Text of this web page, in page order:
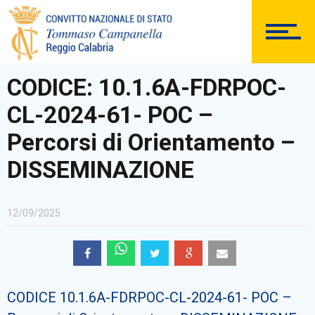
DOCUMENTAZIONE
PERSONALE
CODICE: 10.1.6A-FDRPOC-
CL-2024-61- POC –
Percorsi di Orientamento –
DISSEMINAZIONE
12/09/2025
CODICE 10.1.6A-FDRPOC-CL-2024-61- POC –